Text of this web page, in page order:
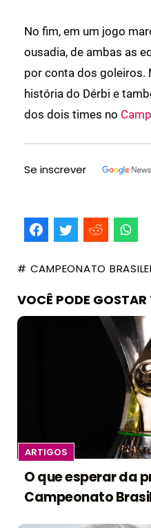
No fim, em um jogo
ousadia, de ambas as
por conta dos goleiros.
história do Dérbi e
dos dois times no
Se inscrever
# CAMPEONATO
VOCÊ PODE
ARTIGOS
O que esperar da
Campeonato